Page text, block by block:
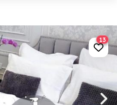
13